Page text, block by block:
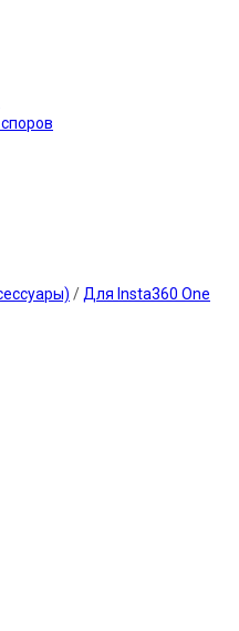
/ Для Insta360 One